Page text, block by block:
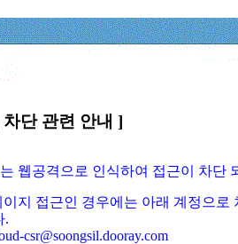
단 관련 안내 ]
웹공격으로 인식하여 접근이 차단
지 접근인 경우에는 아래 계정으로
.
csr@soongsil.dooray.com